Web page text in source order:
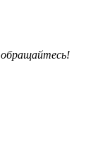
обращайтесь!